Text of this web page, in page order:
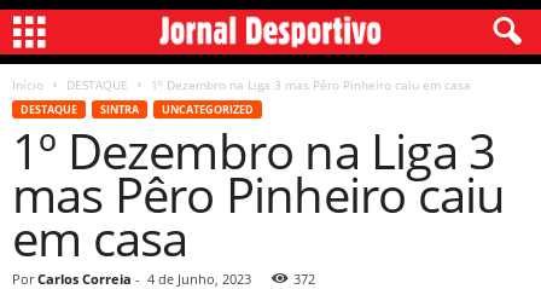
Início DESTAQUE 1º Dezembro na Liga 3 mas Pêro Pinheiro caiu em casa
DESTAQUE SINTRA UNCATEGORIZED
1º Dezembro na Liga 3
mas Pêro Pinheiro caiu
em casa
Por Carlos Correia - 4 de Junho, 2023 372